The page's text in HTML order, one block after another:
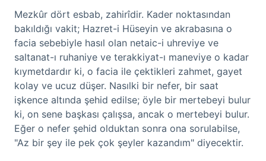
Mezkûr dört esbab, zahirîdir. Kader noktasından
bakıldığı vakit; Hazret-i Hüseyin ve akrabasına o
facia sebebiyle hasıl olan netaic-i uhreviye ve
saltanat-ı ruhaniye ve terakkiyat-ı maneviye o kadar
kıymetdardır ki, o facia ile çektikleri zahmet, gayet
kolay ve ucuz düşer. Nasılki bir nefer, bir saat
işkence altında şehid edilse; öyle bir mertebeyi bulur
ki, on sene başkası çalışsa, ancak o mertebeyi bulur.
Eğer o nefer şehid olduktan sonra ona sorulabilse,
"Az bir şey ile pek çok şeyler kazandım" diyecektir.